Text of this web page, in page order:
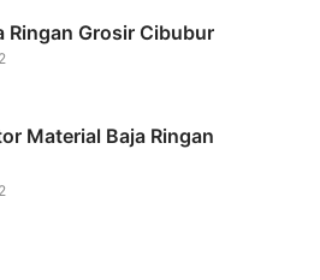
Ringan Grosir Cibubur
Material Baja Ringan